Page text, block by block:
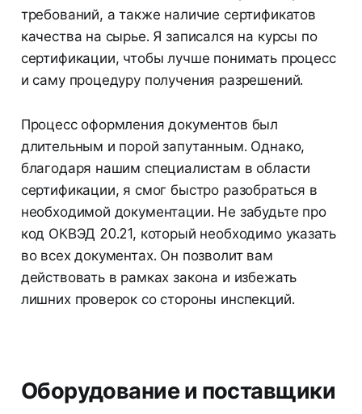
требований, а также наличие сертификатов
качества на сырье. Я записался на курсы по
сертификации, чтобы лучше понимать процесс
и саму процедуру получения разрешений.
Процесс оформления документов был
длительным и порой запутанным. Однако,
благодаря нашим специалистам в области
сертификации, я смог быстро разобраться в
необходимой документации. Не забудьте про
код ОКВЭД 20.21, который необходимо указать
во всех документах. Он позволит вам
действовать в рамках закона и избежать
лишних проверок со стороны инспекций.
Оборудование и поставщики